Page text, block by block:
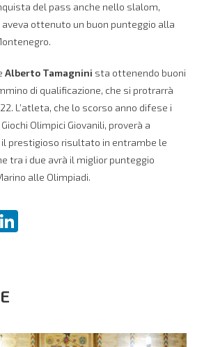
del pass anche nello slalom,
aveva ottenuto un buon punteggio alla
Alberto Tamagnini sta ottenendo buoni
di qualificazione, che si protrarrà
L’atleta, che lo scorso anno difese i
Olimpici Giovanili, proverà a
prestigioso risultato in entrambe le
tra i due avrà il miglior punteggio
alle Olimpiadi.